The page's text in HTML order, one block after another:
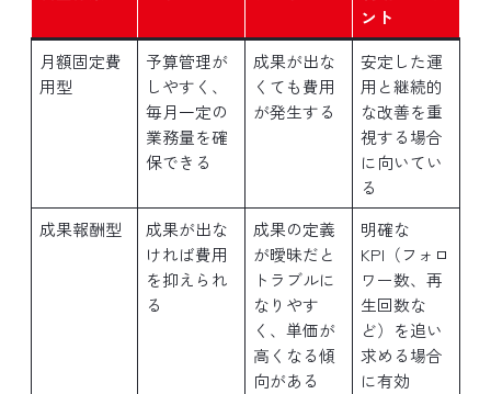
ント
月額固定費
用型
予算管理が
しやすく、
毎月一定の
業務量を確
保できる
成果が出な
くても費用
が発生する
安定した運
用と継続的
な改善を重
視する場合
に向いてい
る
成果報酬型
成果が出な
ければ費用
を抑えられ
る
成果の定義
が曖昧だと
トラブルに
なりやす
く、単価が
高くなる傾
向がある
明確な
KPI（フォロ
ワー数、再
生回数な
ど）を追い
求める場合
に有効